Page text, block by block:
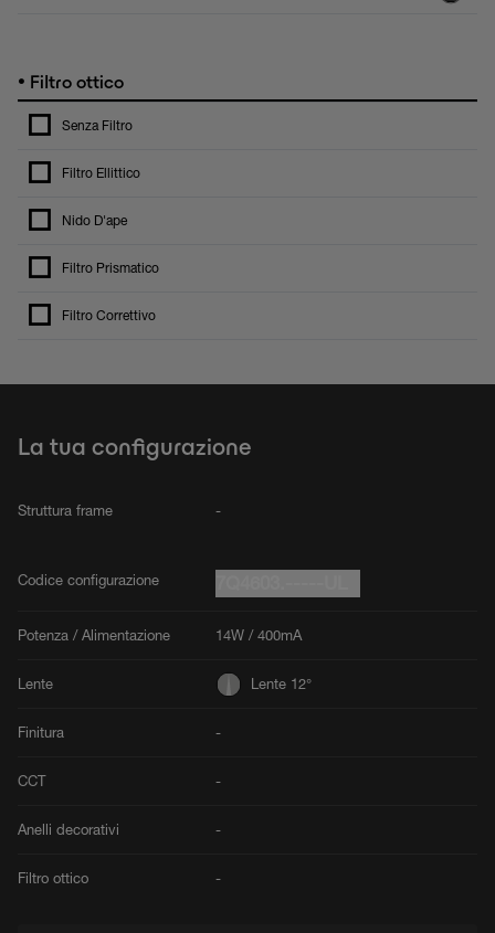
• Filtro ottico
Senza Filtro
Filtro Ellittico
Nido D'ape
Filtro Prismatico
Filtro Correttivo
La tua configurazione
Struttura frame -
Codice configurazione
Potenza / Alimentazione 14W / 400mA
Lente Lente 12°
Finitura -
CCT -
Anelli decorativi -
Filtro ottico -